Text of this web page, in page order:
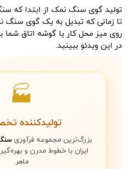
تولید گوی سنگ نمک از ابتدا که
تا زمانی که تبدیل به یک گوی سنگ
روی میز محل کار یا گوشه اتاق شما
در این ویدئو ببینید.
🏭
تولیدکننده
بزرگ‌ترین مجموعه فرآوری
ایران با خطوط مدرن و
ماهر.